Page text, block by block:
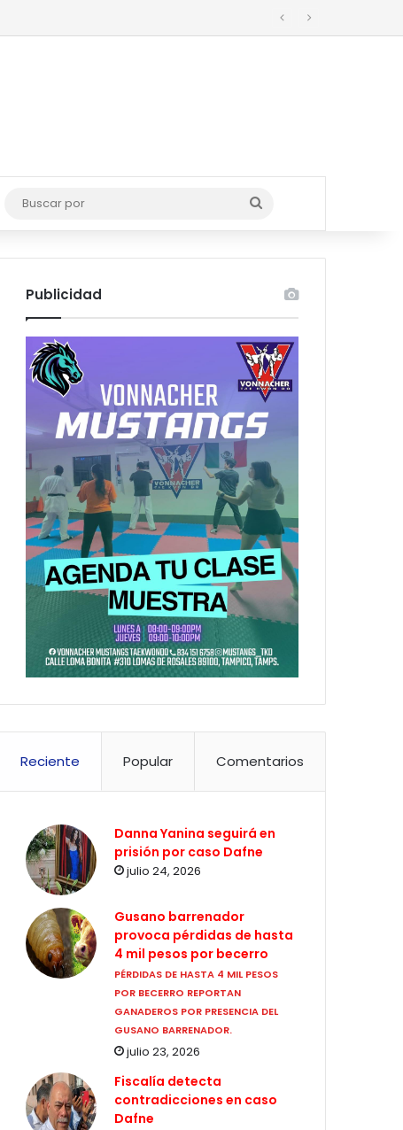
Buscar
por
Publicidad
Reciente Popular Comentarios
Danna Yanina seguirá en
prisión por caso Dafne
julio 24, 2026
Gusano barrenador
provoca pérdidas de hasta
4 mil pesos por becerro
PÉRDIDAS DE HASTA 4 MIL PESOS
POR BECERRO REPORTAN
GANADEROS POR PRESENCIA DEL
GUSANO BARRENADOR.
julio 23, 2026
Fiscalía detecta
contradicciones en caso
Dafne